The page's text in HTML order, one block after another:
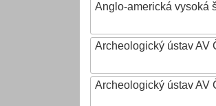
Anglo-americká vysoká
Archeologický ústav AV
Archeologický ústav AV